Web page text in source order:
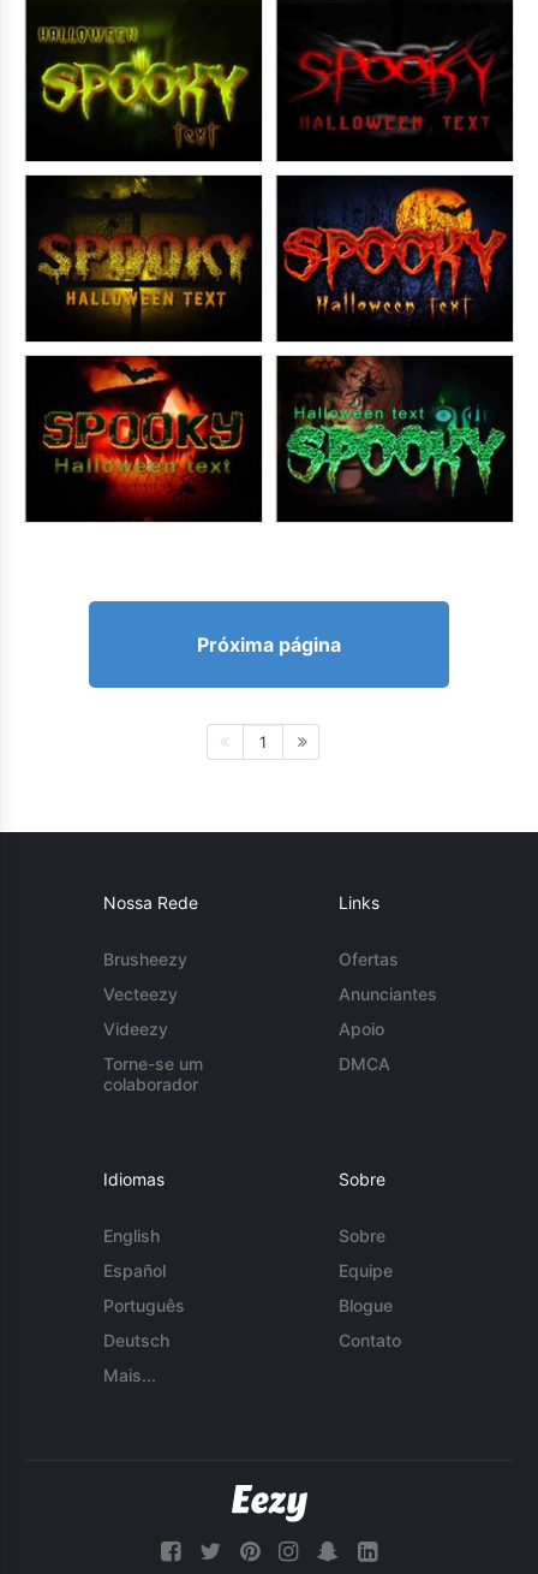
Próxima página
1
Nossa Rede
Brusheezy
Vecteezy
Videezy
Torne-se um
colaborador
Links
Ofertas
Anunciantes
Apoio
DMCA
Idiomas
English
Español
Português
Deutsch
Mais...
Sobre
Sobre
Equipe
Blogue
Contato